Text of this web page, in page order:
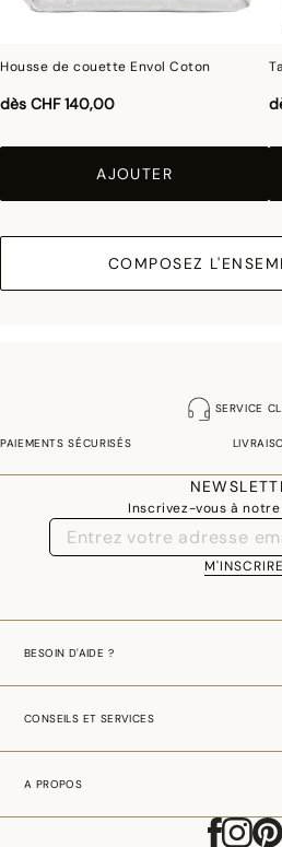
Housse de couette Envol Coton
dès CHF 140,00
AJOUTER
COMPOSEZ
SERVICE
PAIEMENTS SÉCURISÉS
Inscrivez-vous à
M'INSCRIRE
BESOIN D'AIDE ?
CONSEILS ET SERVICES
A PROPOS